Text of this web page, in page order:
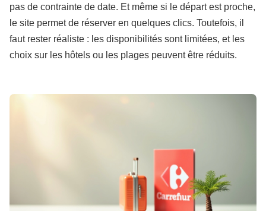
pas de contrainte de date. Et même si le départ est proche,
le site permet de réserver en quelques clics. Toutefois, il
faut rester réaliste : les disponibilités sont limitées, et les
choix sur les hôtels ou les plages peuvent être réduits.